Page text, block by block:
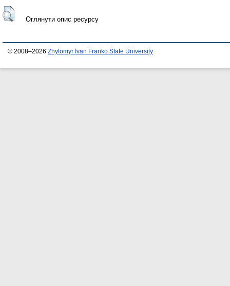
Оглянути опис ресурсу
© 2008–2026 Zhytomyr Ivan Franko State University